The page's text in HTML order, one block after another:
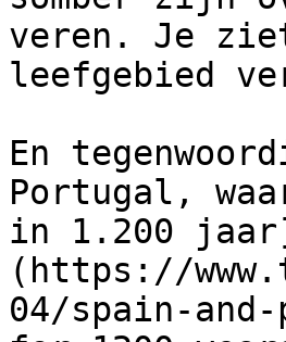
veren. Je
leefgebied
En
Portugal,
in 1.200
(https://
04/spain-